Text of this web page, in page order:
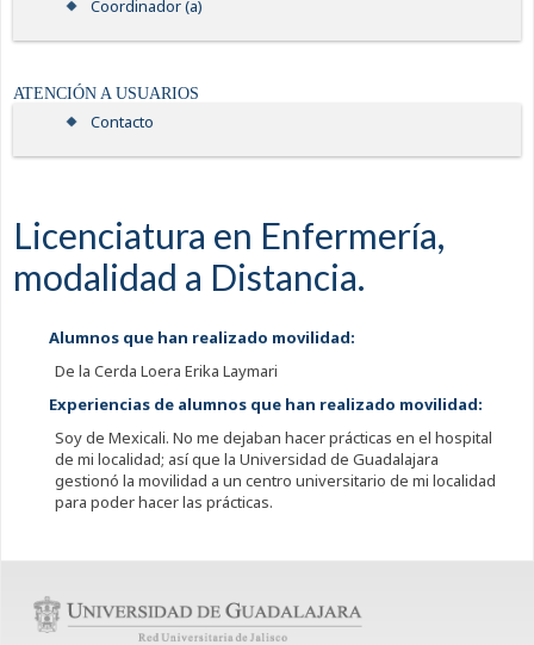
Coordinador (a)
ATENCIÓN A USUARIOS
Contacto
Licenciatura en Enfermería,
modalidad a Distancia.
Alumnos que han realizado movilidad:
De la Cerda Loera Erika Laymari
Experiencias de alumnos que han realizado movilidad:
Soy de Mexicali. No me dejaban hacer prácticas en el hospital
de mi localidad; así que la Universidad de Guadalajara
gestionó la movilidad a un centro universitario de mi localidad
para poder hacer las prácticas.